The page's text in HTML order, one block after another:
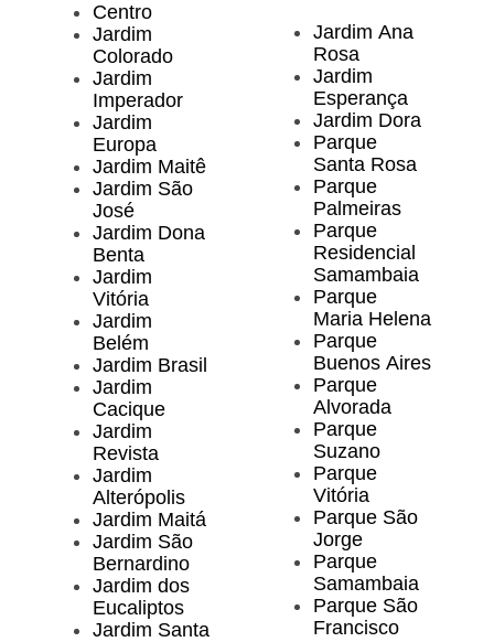
Centro
Jardim
Colorado
Jardim
Imperador
Jardim
Europa
Jardim Maitê
Jardim São
José
Jardim Dona
Benta
Jardim
Vitória
Jardim
Belém
Jardim Brasil
Jardim
Cacique
Jardim
Revista
Jardim
Alterópolis
Jardim Maitá
Jardim São
Bernardino
Jardim dos
Eucaliptos
Jardim Santa
Jardim Ana
Rosa
Jardim
Esperança
Jardim Dora
Parque
Santa Rosa
Parque
Palmeiras
Parque
Residencial
Samambaia
Parque
Maria Helena
Parque
Buenos Aires
Parque
Alvorada
Parque
Suzano
Parque
Vitória
Parque São
Jorge
Parque
Samambaia
Parque São
Francisco